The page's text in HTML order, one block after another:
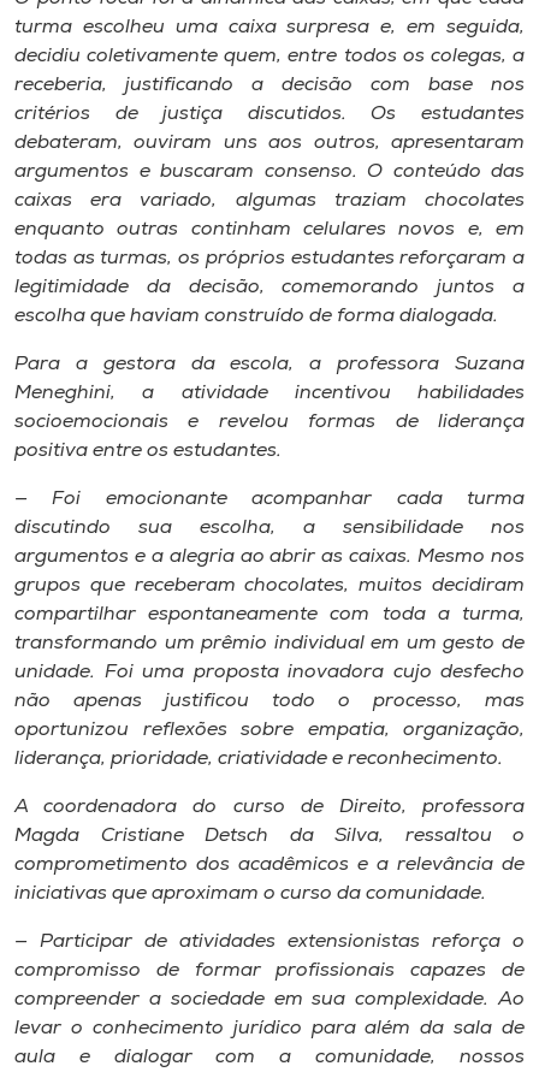
turma escolheu uma caixa surpresa e, em seguida,
decidiu coletivamente quem, entre todos os colegas, a
receberia, justificando a decisão com base nos
critérios de justiça discutidos. Os estudantes
debateram, ouviram uns aos outros, apresentaram
argumentos e buscaram consenso. O conteúdo das
caixas era variado, algumas traziam chocolates
enquanto outras continham celulares novos e, em
todas as turmas, os próprios estudantes reforçaram a
legitimidade da decisão, comemorando juntos a
escolha que haviam construído de forma dialogada.
Para a gestora da escola, a professora Suzana
Meneghini, a atividade incentivou habilidades
socioemocionais e revelou formas de liderança
positiva entre os estudantes.
— Foi emocionante acompanhar cada turma
discutindo sua escolha, a sensibilidade nos
argumentos e a alegria ao abrir as caixas. Mesmo nos
grupos que receberam chocolates, muitos decidiram
compartilhar espontaneamente com toda a turma,
transformando um prêmio individual em um gesto de
unidade. Foi uma proposta inovadora cujo desfecho
não apenas justificou todo o processo, mas
oportunizou reflexões sobre empatia, organização,
liderança, prioridade, criatividade e reconhecimento.
A coordenadora do curso de Direito, professora
Magda Cristiane Detsch da Silva, ressaltou o
comprometimento dos acadêmicos e a relevância de
iniciativas que aproximam o curso da comunidade.
— Participar de atividades extensionistas reforça o
compromisso de formar profissionais capazes de
compreender a sociedade em sua complexidade. Ao
levar o conhecimento jurídico para além da sala de
aula e dialogar com a comunidade, nossos